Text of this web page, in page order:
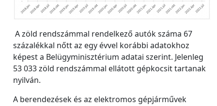
A zöld rendszámmal rendelkező autók száma 67
százalékkal nőtt az egy évvel korábbi adatokhoz
képest a Belügyminisztérium adatai szerint. Jelenleg
53 033 zöld rendszámmal ellátott gépkocsit tartanak
nyilván.
A berendezések és az elektromos gépjárművek